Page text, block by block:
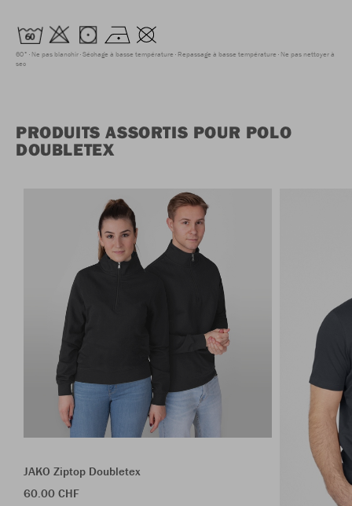
60° Ne pas blanchir Séchage à basse température Repassage à basse température Ne pas nettoyer à
sec
PRODUITS ASSORTIS POUR POLO
DOUBLETEX
JAKO Ziptop Doubletex
60.00 CHF